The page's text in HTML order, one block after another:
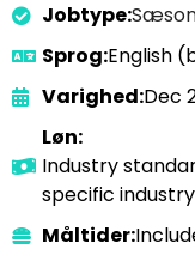
Jobtype:
Sprog:English
Varighed:Dec
Løn:
Industry
specific
Måltider: